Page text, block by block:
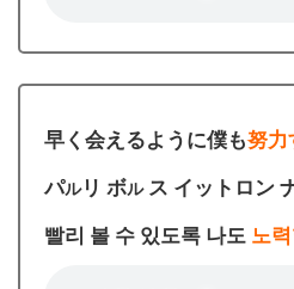
早く会えるように僕も努力
パルリ ボルス イットロン
빨리 볼 수 있도록 나도 노